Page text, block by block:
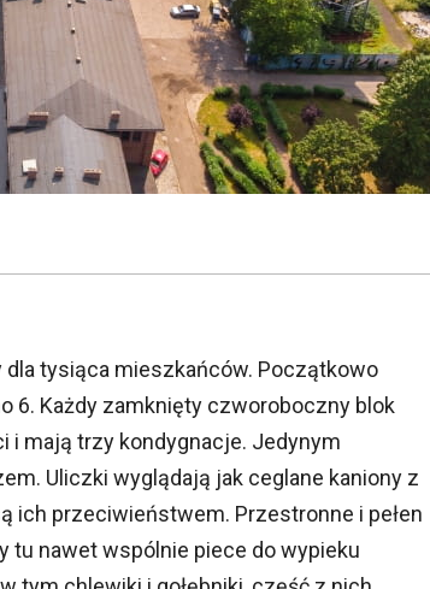
tysiąca mieszkańców. Początkowo
6. Każdy zamknięty czworoboczny blok
i mają trzy kondygnacje. Jedynym
Uliczki wyglądają jak ceglane kaniony z
ich przeciwieństwem. Przestronne i pełen
tu nawet wspólnie piece do wypieku